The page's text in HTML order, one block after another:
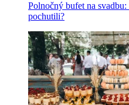
Polnočný bufet na
pochutili?